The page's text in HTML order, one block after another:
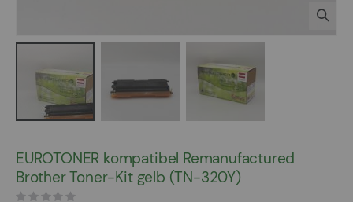
der
Bildergalerie
springen
EUROTONER kompatibel Remanufactured
Brother Toner-Kit gelb (TN-320Y)